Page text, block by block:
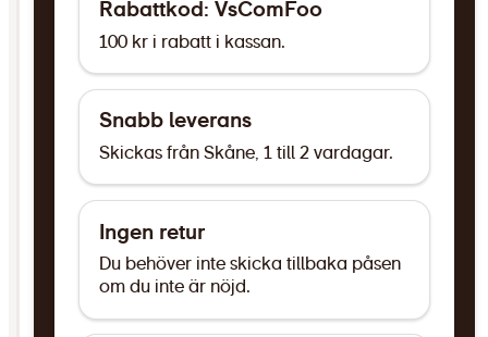
Rabattkod: VsComFoo
100 kr i rabatt i kassan.
Snabb leverans
Skickas från Skåne, 1 till 2 vardagar.
Ingen retur
Du behöver inte skicka tillbaka påsen
om du inte är nöjd.